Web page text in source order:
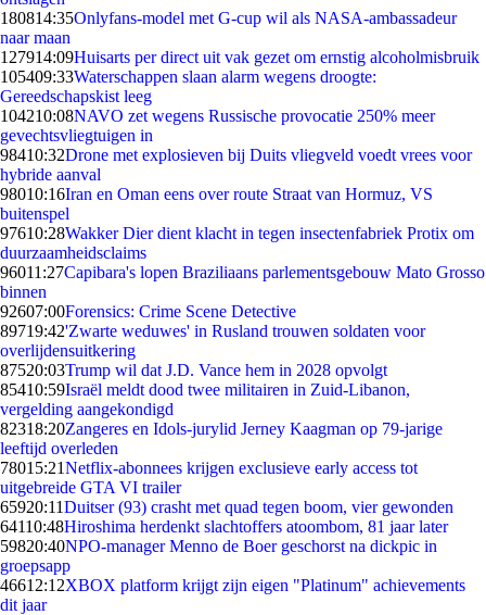
180814:35Onlyfans-model met G-cup wil als NASA-ambassadeur
naar maan
127914:09Huisarts per direct uit vak gezet om ernstig alcoholmisbruik
105409:33Waterschappen slaan alarm wegens droogte:
Gereedschapskist leeg
104210:08NAVO zet wegens Russische provocatie 250% meer
gevechtsvliegtuigen in
98410:32Drone met explosieven bij Duits vliegveld voedt vrees voor
hybride aanval
98010:16Iran en Oman eens over route Straat van Hormuz, VS
buitenspel
97610:28Wakker Dier dient klacht in tegen insectenfabriek Protix om
duurzaamheidsclaims
96011:27Capibara's lopen Braziliaans parlementsgebouw Mato Grosso
binnen
92607:00Forensics: Crime Scene Detective
89719:42'Zwarte weduwes' in Rusland trouwen soldaten voor
overlijdensuitkering
87520:03Trump wil dat J.D. Vance hem in 2028 opvolgt
85410:59Israël meldt dood twee militairen in Zuid-Libanon,
vergelding aangekondigd
82318:20Zangeres en Idols-jurylid Jerney Kaagman op 79-jarige
leeftijd overleden
78015:21Netflix-abonnees krijgen exclusieve early access tot
uitgebreide GTA VI trailer
65920:11Duitser (93) crasht met quad tegen boom, vier gewonden
64110:48Hiroshima herdenkt slachtoffers atoombom, 81 jaar later
59820:40NPO-manager Menno de Boer geschorst na dickpic in
groepsapp
46612:12XBOX platform krijgt zijn eigen "Platinum" achievements
dit jaar